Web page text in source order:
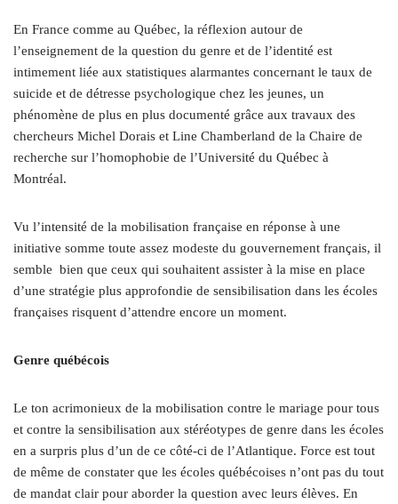
En France comme au Québec, la réflexion autour de
l’enseignement de la question du genre et de l’identité est
intimement liée aux statistiques alarmantes concernant le taux de
suicide et de détresse psychologique chez les jeunes, un
phénomène de plus en plus documenté grâce aux travaux des
chercheurs Michel Dorais et Line Chamberland de la Chaire de
recherche sur l’homophobie de l’Université du Québec à
Montréal.
Vu l’intensité de la mobilisation française en réponse à une
initiative somme toute assez modeste du gouvernement français, il
semble bien que ceux qui souhaitent assister à la mise en place
d’une stratégie plus approfondie de sensibilisation dans les écoles
françaises risquent d’attendre encore un moment.
Genre québécois
Le ton acrimonieux de la mobilisation contre le mariage pour tous
et contre la sensibilisation aux stéréotypes de genre dans les écoles
en a surpris plus d’un de ce côté-ci de l’Atlantique. Force est tout
de même de constater que les écoles québécoises n’ont pas du tout
de mandat clair pour aborder la question avec leurs élèves. En